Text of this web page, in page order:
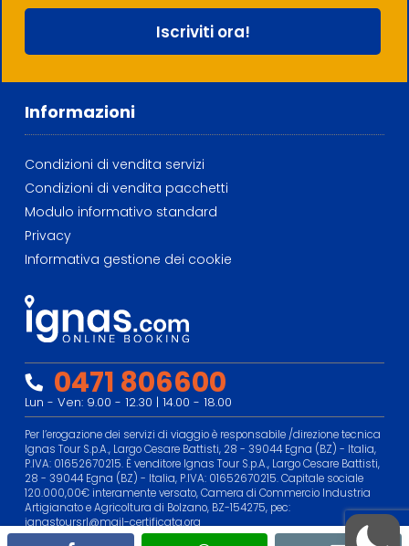
Iscriviti ora!
Informazioni
Condizioni di vendita servizi
Condizioni di vendita pacchetti
Modulo informativo standard
Privacy
Informativa gestione dei cookie
0471 806600
Lun - Ven: 9.00 - 12.30 | 14.00 - 18.00
Per l’erogazione dei servizi di viaggio è responsabile /direzione tecnica
Ignas Tour S.p.A., Largo Cesare Battisti, 28 - 39044 Egna (BZ) - Italia,
P.IVA: 01652670215. È venditore Ignas Tour S.p.A., Largo Cesare Battisti,
28 - 39044 Egna (BZ) - Italia, P.IVA: 01652670215. Capitale sociale
120.000,00€ interamente versato, Camera di Commercio Industria
Artigianato e Agricoltura di Bolzano, BZ-154275, pec:
ignastoursrl@mail-certificata.org